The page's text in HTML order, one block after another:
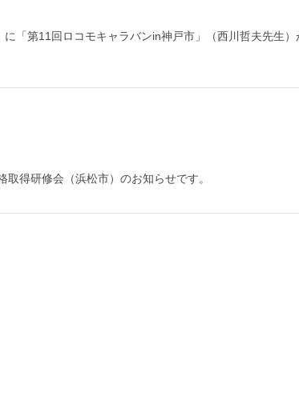
「第11回ロコモキャラバンin神戸市」（西川哲夫先生）
取得研修会（浜松市）のお知らせです。